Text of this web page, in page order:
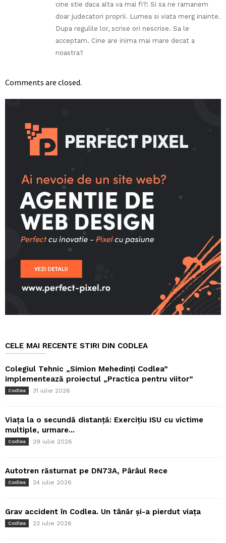
cine stie daca alta va mai fi?! Si sa ne ramanem
doar judecatori proprii. Lumea si viata merg inainte.
Dupa regulile lor, scrise ori nescrise. Sa le
acceptam. Cine are inima mai mare decat a
noastra?
Comments are closed.
CELE MAI RECENTE STIRI DIN CODLEA
Colegiul Tehnic „Simion Mehedinți Codlea”
implementează proiectul „Practica pentru viitor”
Codlea 31 iulie 2026
Viața la o secundă distanță: Exercițiu ISU cu victime
multiple, urmare...
Codlea 29 iulie 2026
Autotren răsturnat pe DN73A, Pârâul Rece
Codlea 24 iulie 2026
Grav accident în Codlea. Un tânăr și-a pierdut viața
Codlea 23 iulie 2026